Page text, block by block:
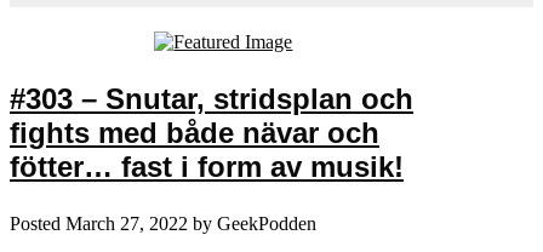
#303 – Snutar, stridsplan och
fights med både nävar och
fötter… fast i form av musik!
Posted March 27, 2022 by GeekPodden